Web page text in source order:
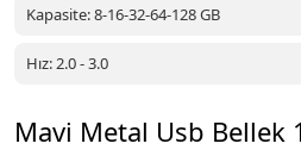
Kapasite: 8-16-32-64-128 GB
Hız: 2.0 - 3.0
Mavi Metal Usb Bellek